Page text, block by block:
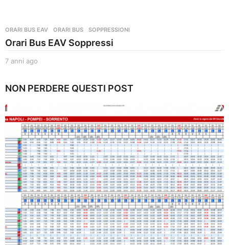
ORARI BUS EAV ORARI BUS ,SOPPRESSIONI
Orari Bus EAV Soppressi
7 anni ago
n
g
o
NON PERDERE QUESTI POST